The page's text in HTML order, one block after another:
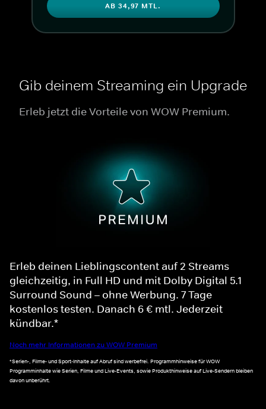
AB 34,97 MTL.
Gib deinem Streaming ein Upgrade
Erleb jetzt die Vorteile von WOW Premium.
Erleb deinen Lieblingscontent auf 2 Streams
gleichzeitig, in Full HD und mit Dolby Digital 5.1
Surround Sound – ohne Werbung. 7 Tage
kostenlos testen. Danach 6 € mtl. Jederzeit
kündbar.*
Noch mehr Informationen zu WOW Premium
*Serien-, Filme- und Sport-Inhalte auf Abruf sind werbefrei. Programmhinweise für WOW
Programminhalte wie Serien, Filme und Live-Events, sowie Produkthinweise auf Live-Sendern bleiben
davon unberührt.